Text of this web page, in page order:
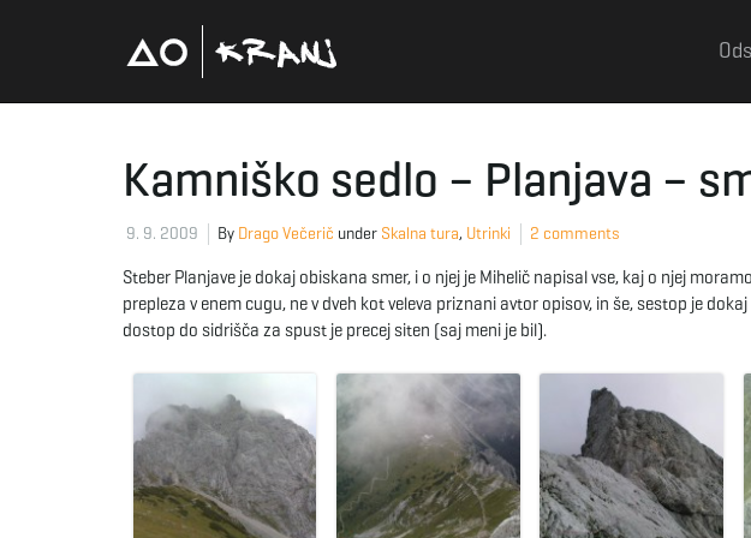
Kamniško sedlo – Planjava –
9. 9. 2009 By Drago Večerič under Skalna tura, Utrinki 2 comments
Steber Planjave je dokaj obiskana smer, i o njej je Mihelič napisal vse, kaj o njej
prepleza v enem cugu, ne v dveh kot veleva priznani avtor opisov, in še, sestop je
dostop do sidrišča za spust je precej siten (saj meni je bil).